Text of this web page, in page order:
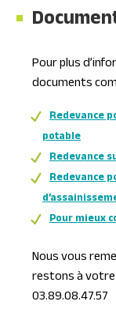
Pour plus
documents
Redevance
potable
Redevance
Redevance
Pour mieux
Nous vous
restons à
03.89.08.47.57